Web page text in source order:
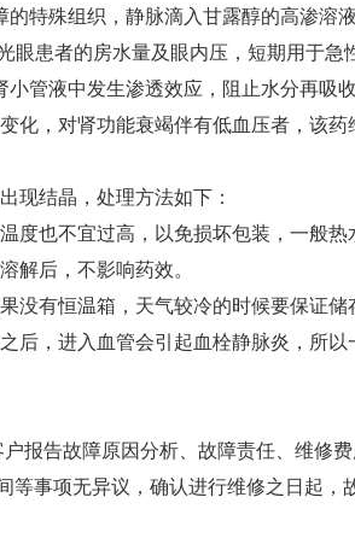
特殊组织，静脉滴入甘露醇的高渗
眼患者的房水量及眼内压，短期用于急
管液中发生渗透效应，阻止水分再
，对肾功能衰竭伴有低血压者，该药
现结晶，处理方法如下：
度也不宜过高，以免损坏包装，一般
解后，不影响药效。
没有恒温箱，天气较冷的时候要保证储
，进入血管会引起血栓静脉炎，所以
报告故障原因分析、故障责任、维修费
事项无异议，确认进行维修之日起，